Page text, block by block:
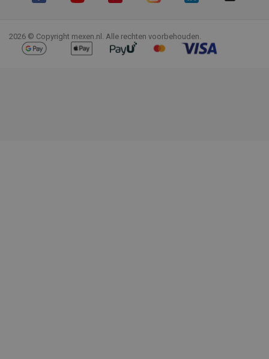
2026 © Copyright mexen.nl. Alle rechten voorbehouden.